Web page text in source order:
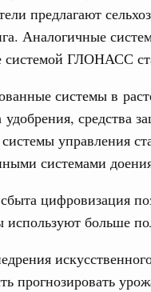
предлагают
Аналогичные
системой ГЛОНАСС
системы в
удобрения, средства
управления
системами
цифровизация
больше
прогнозировать
технологий
Кравцов
на
политики
Ярославскую
Федерации.
и обновили